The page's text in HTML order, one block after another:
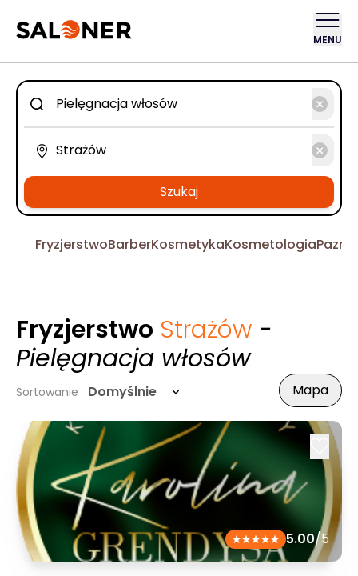
MENU
Szukaj
FryzjerstwoBarberKosmetykaKosmetologia
Fryzjerstwo Strażów -
Pielęgnacja włosów
Sortowanie Domyślnie Mapa
5.00/5